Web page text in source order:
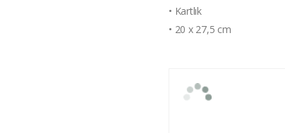
• Kartlık
• 20 x 27,5 cm